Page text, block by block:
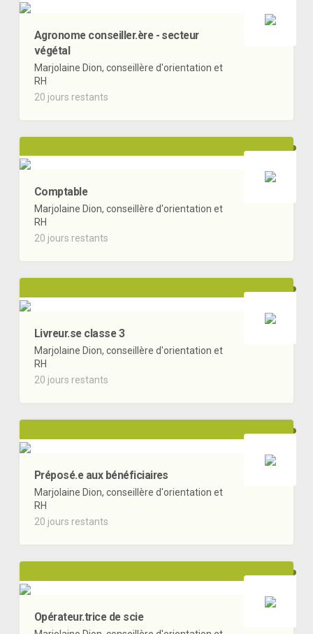
Agronome conseiller.ère - secteur
végétal
Marjolaine Dion, conseillère d'orientation et
RH
20 jours restants
Comptable
Marjolaine Dion, conseillère d'orientation et
RH
20 jours restants
Livreur.se classe 3
Marjolaine Dion, conseillère d'orientation et
RH
20 jours restants
Préposé.e aux bénéficiaires
Marjolaine Dion, conseillère d'orientation et
RH
20 jours restants
Opérateur.trice de scie